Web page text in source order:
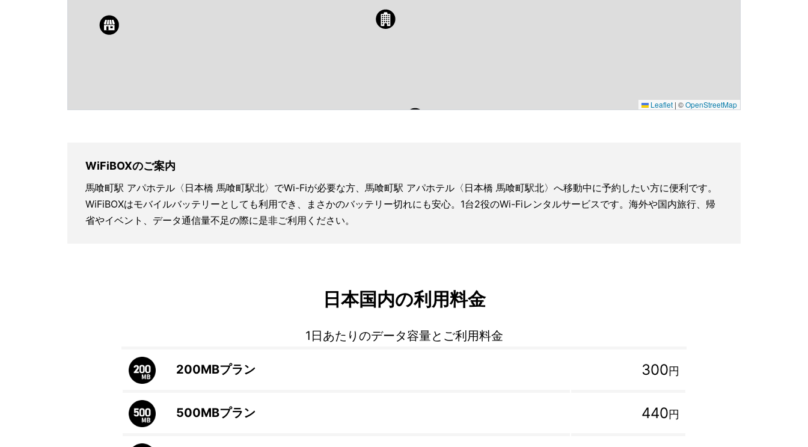
Leaflet | ©OpenStreetMap
WiFiBOXのご案内
馬喰町駅 アパホテル〈日本橋 馬喰町駅北〉でWi-Fiが必要な方、馬喰町駅 アパホテル〈日本橋 馬喰町駅北〉へ移動中に予約したい方に便利です。
WiFiBOXはモバイルバッテリーとしても利用でき、まさかのバッテリー切れにも安心。1台2役のWi-Fiレンタルサービスです。海外や国内旅行、帰
省やイベント、データ通信量不足の際に是非ご利用ください。
日本国内の利用料金
1日あたりのデータ容量とご利用料金
200MBプラン 300円
500MBプラン 440円